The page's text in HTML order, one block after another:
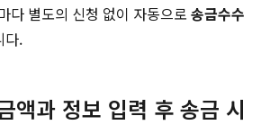
다 별도의 신청 없이 자동으로 송금수수
다.
액과 정보 입력 후 송금 시